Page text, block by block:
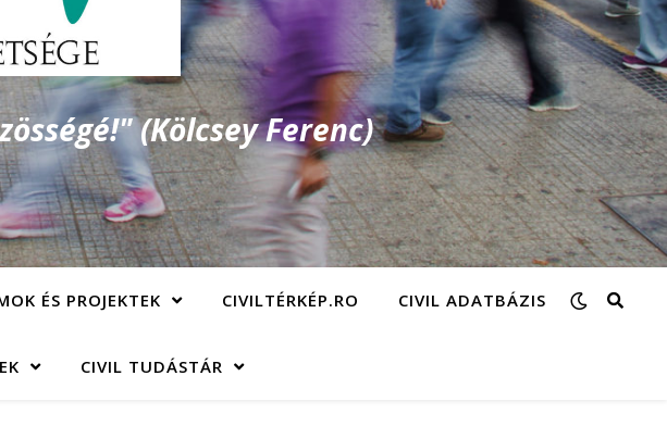
(Kölcsey Ferenc)
ÉS PROJEKTEK CIVILTÉRKÉP.RO CIVIL ADATBÁZIS
CIVIL TUDÁSTÁR